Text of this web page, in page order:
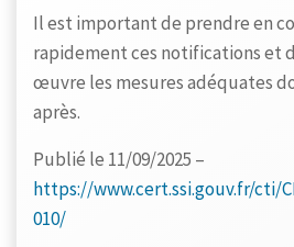
Il est important de prendre en
rapidement ces notifications et
œuvre les mesures adéquates
après.
Publié le 11/09/2025 –
https://www.cert.ssi.gouv.fr/cti/
010/